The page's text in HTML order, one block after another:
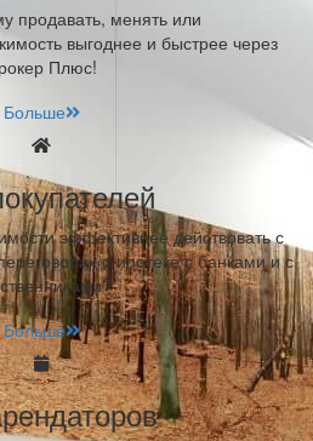
продавать, менять или
выгоднее и быстрее через
Плюс!
Больше
эффективнее действовать с
о ипотеке с банками и с
Больше